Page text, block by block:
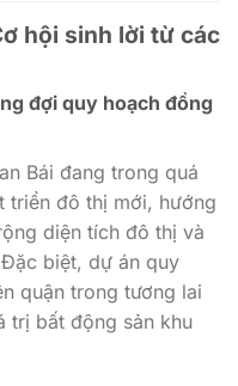
hội sinh lời từ các
đợi quy hoạch đồng
Bái đang trong quá
triển đô thị mới, hướng
diện tích đô thị và
biệt, dự án quy
quận trong tương lai
trị bất động sản khu